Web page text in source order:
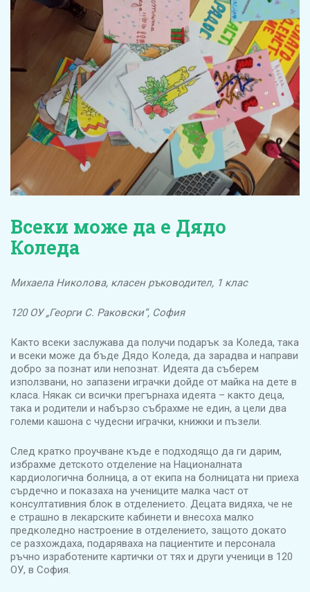
Всеки може да е Дядо
Коледа
Михаела Николова, класен ръководител, 1 клас
120 ОУ „Георги С. Раковски“, София
Както всеки заслужава да получи подарък за Коледа, така
и всеки може да бъде Дядо Коледа, да зарадва и направи
добро за познат или непознат. Идеята да съберем
използвани, но запазени играчки дойде от майка на дете в
класа. Някак си всички прегърнаха идеята – както деца,
така и родители и набързо събрахме не един, а цели два
големи кашона с чудесни играчки, книжки и пъзели.
След кратко проучване къде е подходящо да ги дарим,
избрахме детското отделение на Националната
кардиологична болница, а от екипа на болницата ни приеха
сърдечно и показаха на учениците малка част от
консултативния блок в отделението. Децата видяха, че не
е страшно в лекарските кабинети и внесоха малко
предколедно настроение в отделението, защото докато
се разхождаха, подаряваха на пациентите и персонала
ръчно изработените картички от тях и други ученици в 120
ОУ, в София.